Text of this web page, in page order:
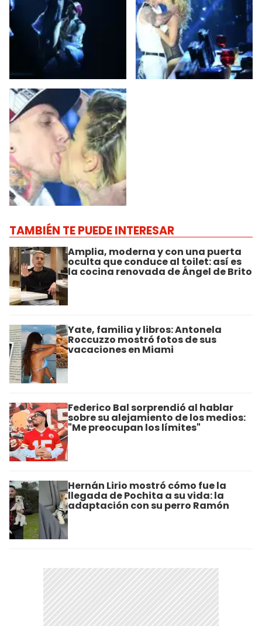
TAMBIÉN TE PUEDE INTERESAR
Amplia, moderna y con una puerta
oculta que conduce al toilet: así es
la cocina renovada de Ángel de Brito
Yate, familia y libros: Antonela
Roccuzzo mostró fotos de sus
vacaciones en Miami
Federico Bal sorprendió al hablar
sobre su alejamiento de los medios:
"Me preocupan los límites"
Hernán Lirio mostró cómo fue la
llegada de Pochita a su vida: la
adaptación con su perro Ramón